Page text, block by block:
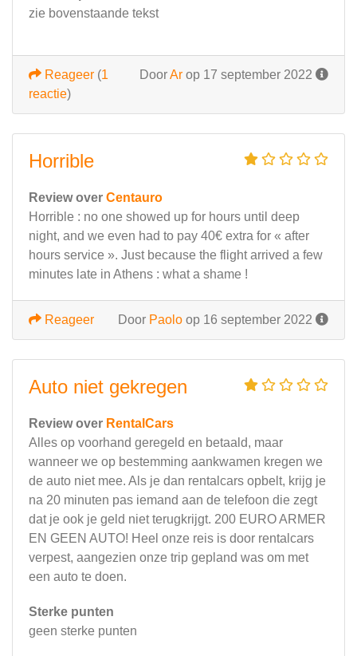
zie bovenstaande tekst
DoorAr op 17 september 2022
Reageer (1
reactie)
Horrible
Review over Centauro
Horrible : no one showed up for hours until deep
night, and we even had to pay 40€ extra for « after
hours service ». Just because the flight arrived a few
minutes late in Athens : what a shame !
Door Paolo op 16 september 2022
Reageer
Auto niet gekregen
Review over RentalCars
Alles op voorhand geregeld en betaald, maar
wanneer we op bestemming aankwamen kregen we
de auto niet mee. Als je dan rentalcars opbelt, krijg je
na 20 minuten pas iemand aan de telefoon die zegt
dat je ook je geld niet terugkrijgt. 200 EURO ARMER
EN GEEN AUTO! Heel onze reis is door rentalcars
verpest, aangezien onze trip gepland was om met
een auto te doen.
Sterke punten
geen sterke punten